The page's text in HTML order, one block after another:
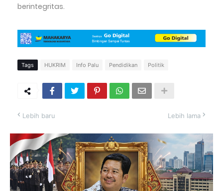
berintegritas.
Tags HUKRIM Info Palu Pendidikan Politik
Lebih baru Lebih lama